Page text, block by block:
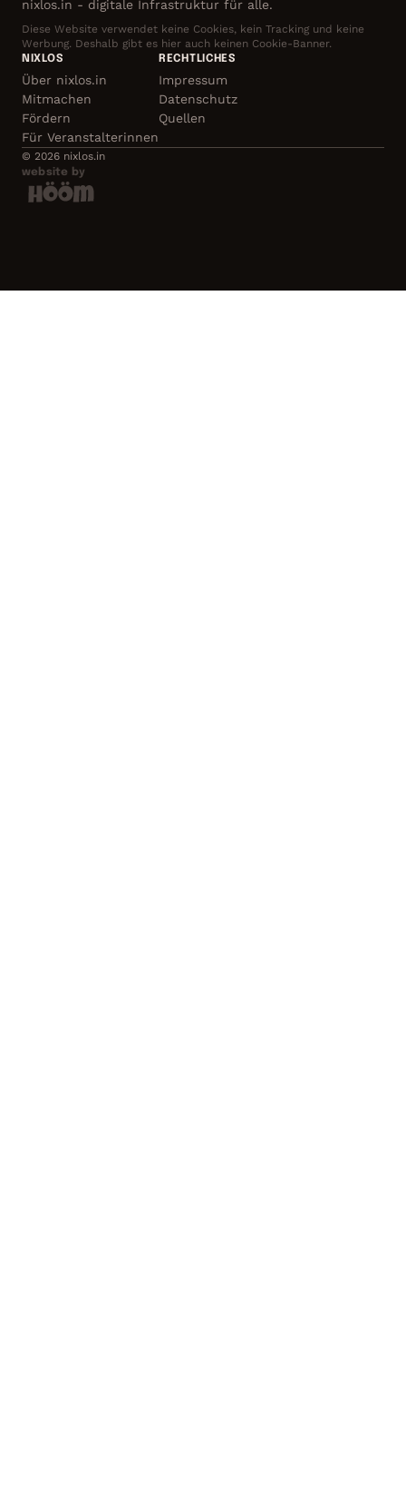
nixlos.in - digitale Infrastruktur für alle.
Diese Website verwendet keine Cookies, kein Tracking und keine
Werbung. Deshalb gibt es hier auch keinen Cookie-Banner.
NIXLOS
Über nixlos.in
Mitmachen
Fördern
Für Veranstalterinnen
RECHTLICHES
Impressum
Datenschutz
Quellen
© 2026 nixlos.in
website by